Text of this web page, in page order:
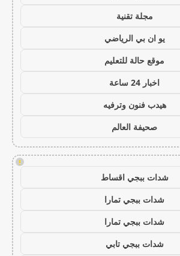
مجلة تقنية
يو ان بي الرياضي
موقع حالة للتعليم
اخبار 24 ساعة
هيدب فنون وترفيه
صحيفة العالم
!
شدات ببجي اقساط
شدات ببجي تمارا
شدات ببجي تمارا
شدات ببجي تابي